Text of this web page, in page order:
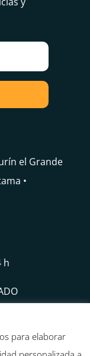
el Grande
•
h
para elaborar